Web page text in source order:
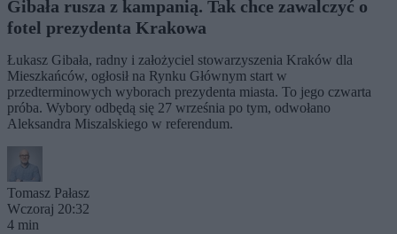
Gibała rusza z kampanią. Tak chce zawalczyć o
fotel prezydenta Krakowa
Łukasz Gibała, radny i założyciel stowarzyszenia Kraków dla
Mieszkańców, ogłosił na Rynku Głównym start w
przedterminowych wyborach prezydenta miasta. To jego czwarta
próba. Wybory odbędą się 27 września po tym, odwołano
Aleksandra Miszalskiego w referendum.
Tomasz Pałasz
Wczoraj 20:32
4 min